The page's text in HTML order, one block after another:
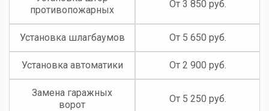
противопожарных
От 3 850 руб.
Установка шлагбаумов От 5 650 руб.
Установка автоматики От 2 900 руб.
Замена гаражных
ворот
От 5 250 руб.